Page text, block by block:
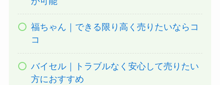
福ちゃん｜できる限り高く売りたいならコ
コ
バイセル｜トラブルなく安心して売りたい
方におすすめ